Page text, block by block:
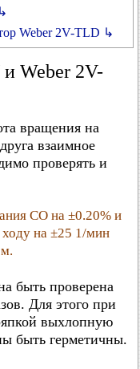
Weber 2V-TLD ↳
Weber 2V-
вращения на
взаимное
проверять и
CO на ±0.20% и
на ±25 1/мин
быть проверена
Для этого при
выхлопную
быть герметичны.